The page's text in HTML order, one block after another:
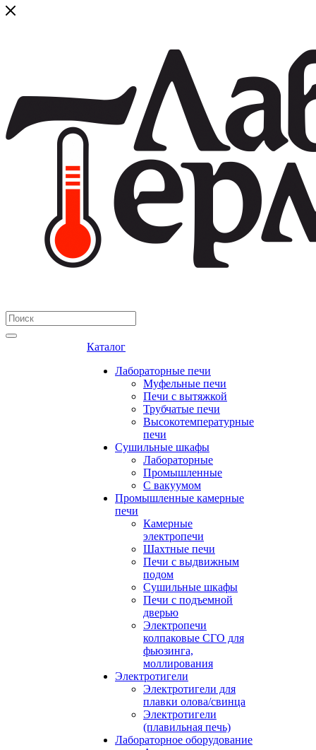
Каталог
Лабораторные печи
Муфельные печи
Печи с вытяжкой
Трубчатые печи
Высокотемпературные
печи
Сушильные шкафы
Лабораторные
Промышленные
С вакуумом
Промышленные камерные
печи
Камерные
электропечи
Шахтные печи
Печи с выдвижным
подом
Сушильные шкафы
Печи с подъемной
дверью
Электропечи
колпаковые СГО для
фьюзинга,
моллирования
Электротигели
Электротигели для
плавки олова/свинца
Электротигели
(плавильная печь)
Лабораторное оборудование